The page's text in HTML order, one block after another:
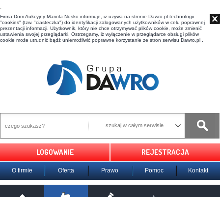
t
Firma Dom Aukcyjny Mariola Nosko informuje, iż używa na stronie Dawro.pl technologii
"cookies" (tzw. "ciasteczka") do identyfikacji zalogowanych użytkowników w celu poprawnej
prezentacji informacji. Użytkownik, który nie chce otrzymywać plików cookie, może zmienić
ustawienia swojej przeglądarki. Ostrzegamy, iż wyłączenie w przeglądarce obsługi plików
cookie może utrudnić bądź uniemożliwić poprawne korzystanie ze stron serwisu Dawro.pl .
szukaj w całym serwisie
LOGOWANIE REJESTRACJA
O firmie Oferta Prawo Pomoc Kontakt